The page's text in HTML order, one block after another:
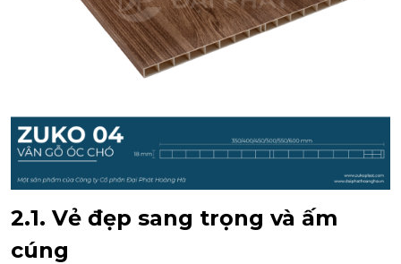
2.1. Vẻ đẹp sang trọng và ấm
cúng